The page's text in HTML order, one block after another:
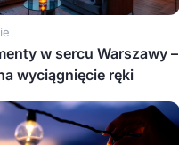
w sercu Warszawy –
wyciągnięcie ręki